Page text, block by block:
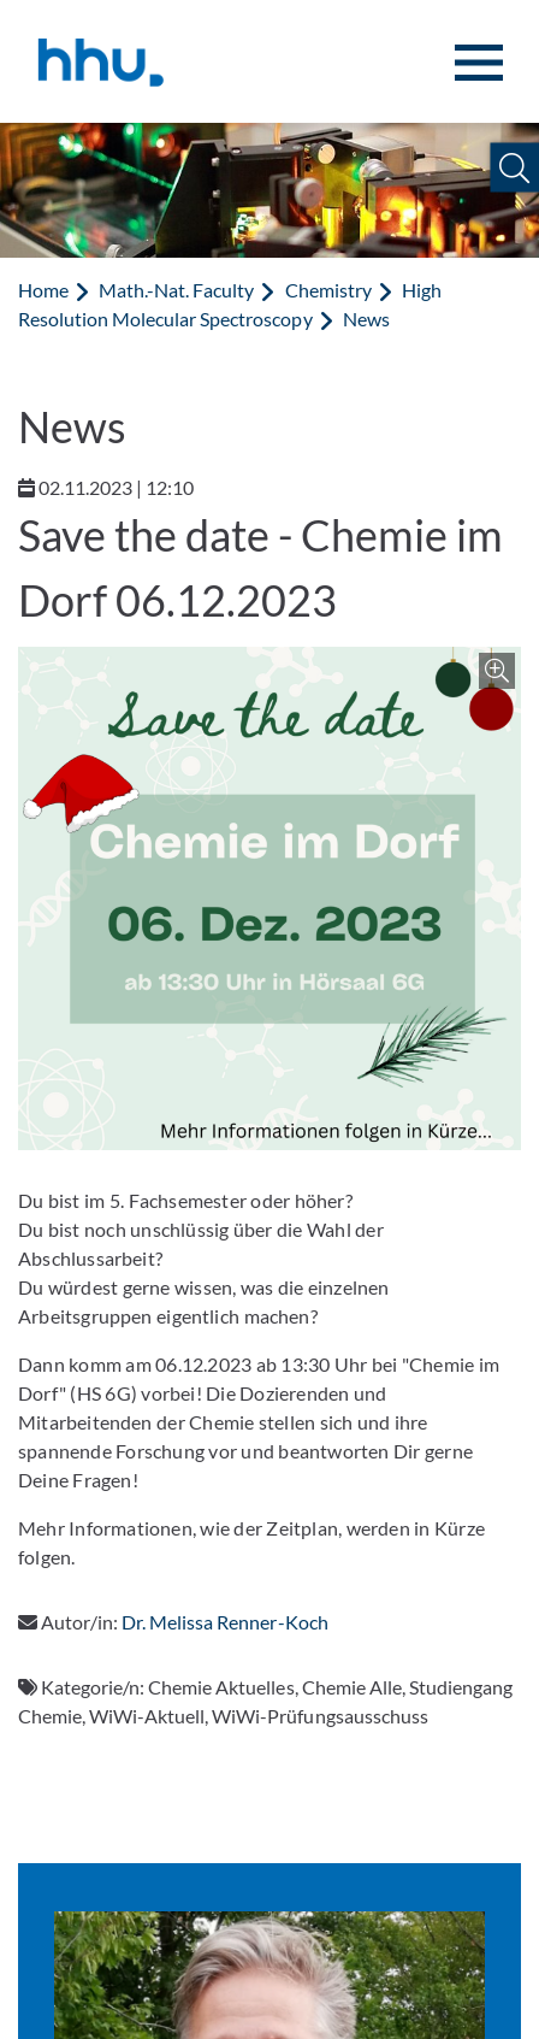
Home Math.-Nat. Faculty Chemistry
High
Resolution Molecular Spectroscopy
News
News
02.11.2023 | 12:10
Save the date - Chemie im
Dorf 06.12.2023
Du bist im 5. Fachsemester oder höher?
Du bist noch unschlüssig über die Wahl der
Abschlussarbeit?
Du würdest gerne wissen, was die einzelnen
Arbeitsgruppen eigentlich machen?
Dann komm am 06.12.2023 ab 13:30 Uhr bei "Chemie im
Dorf" (HS 6G) vorbei! Die Dozierenden und
Mitarbeitenden der Chemie stellen sich und ihre
spannende Forschung vor und beantworten Dir gerne
Deine Fragen!
Mehr Informationen, wie der Zeitplan, werden in Kürze
folgen.
Autor/in: Dr. Melissa Renner-Koch
Kategorie/n:Chemie Aktuelles, Chemie Alle, Studiengang
Chemie, WiWi-Aktuell, WiWi-Prüfungsausschuss